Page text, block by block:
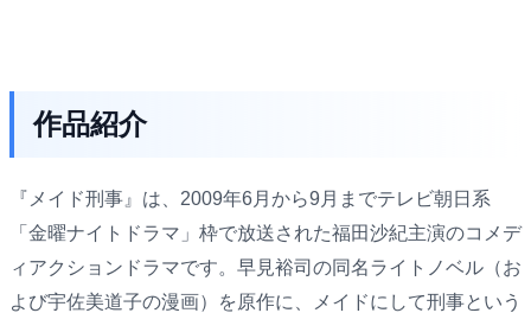
作品紹介
『メイド刑事』は、2009年6月から9月までテレビ朝日系
「金曜ナイトドラマ」枠で放送された福田沙紀主演のコメデ
ィアクションドラマです。早見裕司の同名ライトノベル（お
よび宇佐美道子の漫画）を原作に、メイドにして刑事という